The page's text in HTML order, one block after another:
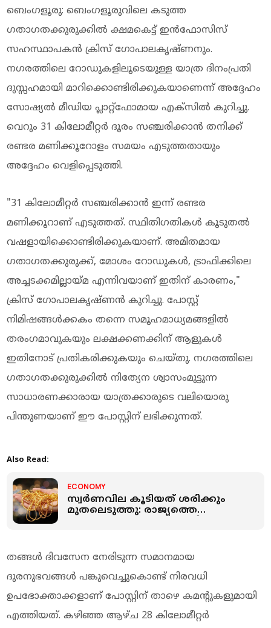
ബെംഗളൂരു: ബെംഗളൂരുവിലെ കടുത്ത
ഗതാഗതക്കുരുക്കിൽ ക്ഷമകെട്ട് ഇൻഫോസിസ്
സഹസ്ഥാപകൻ ക്രിസ് ഗോപാലകൃഷ്ണനും.
നഗരത്തിലെ റോഡുകളിലൂടെയുള്ള യാത്ര ദിനംപ്രതി
ദുസ്സഹമായി മാറിക്കൊണ്ടിരിക്കുകയാണെന്ന് അദ്ദേഹം
സോഷ്യൽ മീഡിയ പ്ലാറ്റ്‌ഫോമായ എക്സിൽ കുറിച്ചു.
വെറും 31 കിലോമീറ്റർ ദൂരം സഞ്ചരിക്കാൻ തനിക്ക്
രണ്ടര മണിക്കൂറോളം സമയം എടുത്തതായും
അദ്ദേഹം വെളിപ്പെടുത്തി.
"31 കിലോമീറ്റർ സഞ്ചരിക്കാൻ ഇന്ന് രണ്ടര
മണിക്കൂറാണ് എടുത്തത്. സ്ഥിതിഗതികൾ കൂടുതൽ
വഷളായിക്കൊണ്ടിരിക്കുകയാണ്. അമിതമായ
ഗതാഗതക്കുരുക്ക്, മോശം റോഡുകൾ, ട്രാഫിക്കിലെ
അച്ചടക്കമില്ലായ്മ എന്നിവയാണ് ഇതിന് കാരണം,"
ക്രിസ് ഗോപാലകൃഷ്ണൻ കുറിച്ചു. പോസ്റ്റ്
നിമിഷങ്ങൾക്കകം തന്നെ സമൂഹമാധ്യമങ്ങളിൽ
തരംഗമാവുകയും ലക്ഷക്കണക്കിന് ആളുകൾ
ഇതിനോട് പ്രതികരിക്കുകയും ചെയ്തു. നഗരത്തിലെ
ഗതാഗതക്കുരുക്കിൽ നിത്യേന ശ്വാസംമുട്ടുന്ന
സാധാരണക്കാരായ യാത്രക്കാരുടെ വലിയൊരു
പിന്തുണയാണ് ഈ പോസ്റ്റിന് ലഭിക്കുന്നത്.
Also Read:
ECONOMY
സ്വർണവില കൂടിയത് ശരിക്കും
മുതലെടുത്തു: രാജ്യത്തെ
തങ്ങൾ ദിവസേന നേരിടുന്ന സമാനമായ
ദുരനുഭവങ്ങൾ പങ്കുവെച്ചുകൊണ്ട് നിരവധി
ഉപഭോക്താക്കളാണ് പോസ്റ്റിന് താഴെ കമന്റുകളുമായി
എത്തിയത്. കഴിഞ്ഞ ആഴ്ച 28 കിലോമീറ്റർ